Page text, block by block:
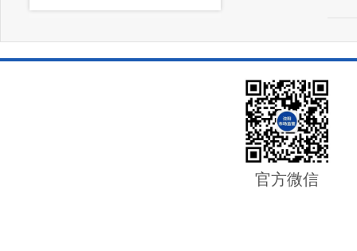
官方微信